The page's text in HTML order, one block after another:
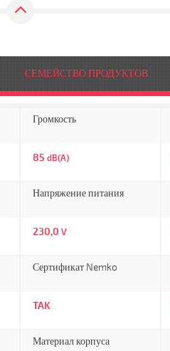
СЕМЕЙСТВО ПРОДУКТОВ
Громкость
85 dB(A)
Напряжение питания
230,0 V
Сертификат Nemko
TAK
Материал корпуса